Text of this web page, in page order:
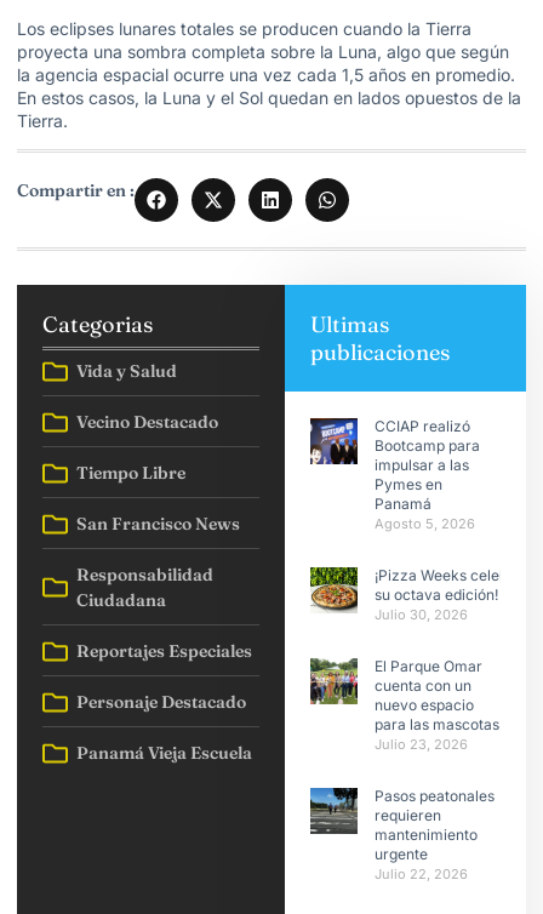
Los eclipses lunares totales se producen cuando la Tierra
proyecta una sombra completa sobre la Luna, algo que según
la agencia espacial ocurre una vez cada 1,5 años en promedio.
En estos casos, la Luna y el Sol quedan en lados opuestos de la
Tierra.
Compartir en :
Categorias
Vida y Salud
Vecino Destacado
Tiempo Libre
San Francisco News
Responsabilidad
Ciudadana
Reportajes Especiales
Personaje Destacado
Panamá Vieja Escuela
Ultimas
publicaciones
CCIAP realizó
Bootcamp para
impulsar a las
Pymes en
Panamá
Agosto 5, 2026
¡Pizza Weeks celebra
su octava edición!
Julio 30, 2026
El Parque Omar
cuenta con un
nuevo espacio
para las mascotas
Julio 23, 2026
Pasos peatonales
requieren
mantenimiento
urgente
Julio 22, 2026